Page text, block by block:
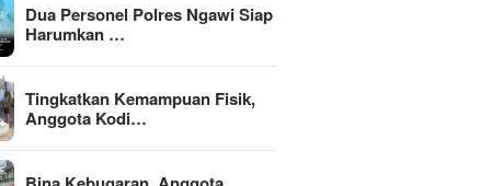
Dua Personel Polres Ngawi Siap
Harumkan …
Tingkatkan Kemampuan Fisik,
Anggota Kodi…